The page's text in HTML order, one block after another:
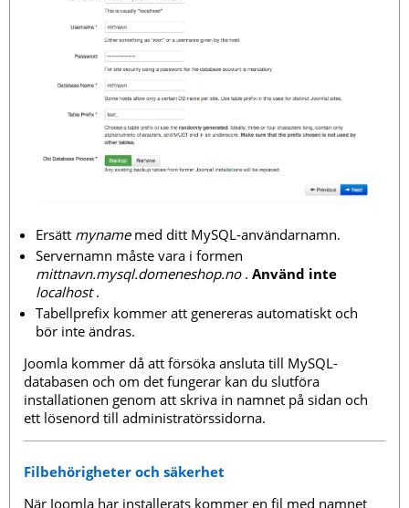
Ersätt mynamemed ditt MySQL-användarnamn.
Servernamn måste vara i formen
mittnavn.mysql.domeneshop.no. Använd inte
localhost.
Tabellprefix kommer att genereras automatiskt och
bör inte ändras.
Joomla kommer då att försöka ansluta till MySQL-
databasen och om det fungerar kan du slutföra
installationen genom att skriva in namnet på sidan och
ett lösenord till administratörssidorna.
Filbehörigheter och säkerhet
När Joomla har installerats kommer en fil med namnet